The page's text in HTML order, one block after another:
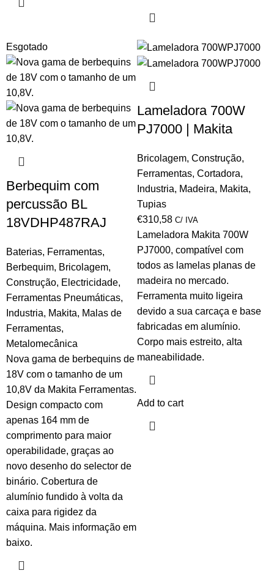
Esgotado
Berbequim com
percussão BL
18VDHP487RAJ
Baterias, Ferramentas,
Berbequim, Bricolagem,
Construção, Electricidade,
Ferramentas Pneumáticas,
Industria, Makita, Malas de
Ferramentas,
Metalomecânica
Nova gama de berbequins de
18V com o tamanho de um
10,8V da Makita Ferramentas.
Design compacto com
apenas 164 mm de
comprimento para maior
operabilidade, graças ao
novo desenho do selector de
binário. Cobertura de
alumínio fundido à volta da
caixa para rigidez da
máquina. Mais informação em
baixo.
Lameladora 700W
PJ7000 | Makita
Bricolagem, Construção,
Ferramentas, Cortadora,
Industria, Madeira, Makita,
Tupias
€310,58 C/ IVA
Lameladora Makita 700W
PJ7000, compatível com
todos as lamelas planas de
madeira no mercado.
Ferramenta muito ligeira
devido a sua carcaça e base
fabricadas em alumínio.
Corpo mais estreito, alta
maneabilidade.
Add to cart